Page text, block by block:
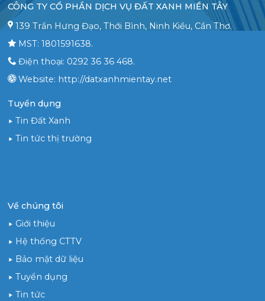
CÔNG TY CỔ PHẦN DỊCH VỤ ĐẤT XANH MIỀN TÂY
139 Trần Hưng Đạo, Thới Bình, Ninh Kiều, Cần Thơ.
MST: 1801591638.
Điện thoại: 0292 36 36 468.
Website: http://datxanhmientay.net
Về chúng tôi
Giới thiệu
Hệ thống CTTV
Bảo mật dữ liệu
Tuyển dụng
Tin tức
Tuyển dụng
Tin Đất Xanh
Tin tức thị trường